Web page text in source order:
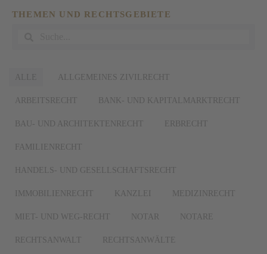
THEMEN UND RECHTSGEBIETE
ALLE ALLGEMEINES ZIVILRECHT
ARBEITSRECHT BANK- UND KAPITALMARKTRECHT
BAU- UND ARCHITEKTENRECHT ERBRECHT
FAMILIENRECHT
HANDELS- UND GESELLSCHAFTSRECHT
IMMOBILIENRECHT KANZLEI MEDIZINRECHT
MIET- UND WEG-RECHT NOTAR NOTARE
RECHTSANWALT RECHTSANWÄLTE